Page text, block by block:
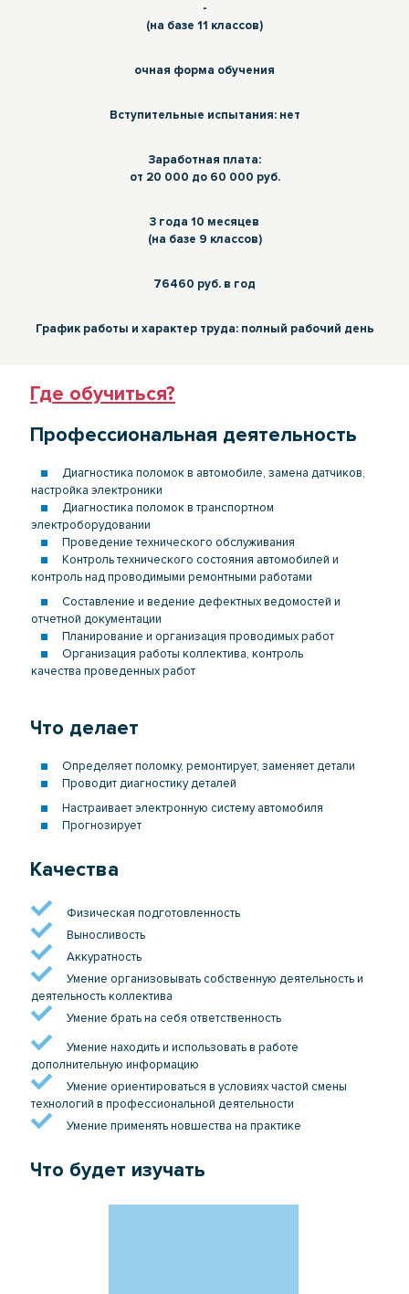
-
(на базе 11 классов)
очная форма обучения
Вступительные испытания: нет
Заработная плата:
от 20 000 до 60 000 руб.
3 года 10 месяцев
(на базе 9 классов)
76460 руб. в год
График работы и характер труда: полный рабочий день
Где обучиться?
Профессиональная деятельность
Диагностика поломок в автомобиле, замена датчиков,
настройка электроники
Диагностика поломок в транспортном
электроборудовании
Проведение технического обслуживания
Контроль технического состояния автомобилей и
контроль над проводимыми ремонтными работами
Составление и ведение дефектных ведомостей и
отчетной документации
Планирование и организация проводимых работ
Организация работы коллектива, контроль
качества проведенных работ
Что делает
Определяет поломку, ремонтирует, заменяет детали
Проводит диагностику деталей
Настраивает электронную систему автомобиля
Прогнозирует
Качества
Физическая подготовленность
Выносливость
Аккуратность
Умение организовывать собственную деятельность и
деятельность коллектива
Умение брать на себя ответственность
Умение находить и использовать в работе
дополнительную информацию
Умение ориентироваться в условиях частой смены
технологий в профессиональной деятельности
Умение применять новшества на практике
Что будет изучать